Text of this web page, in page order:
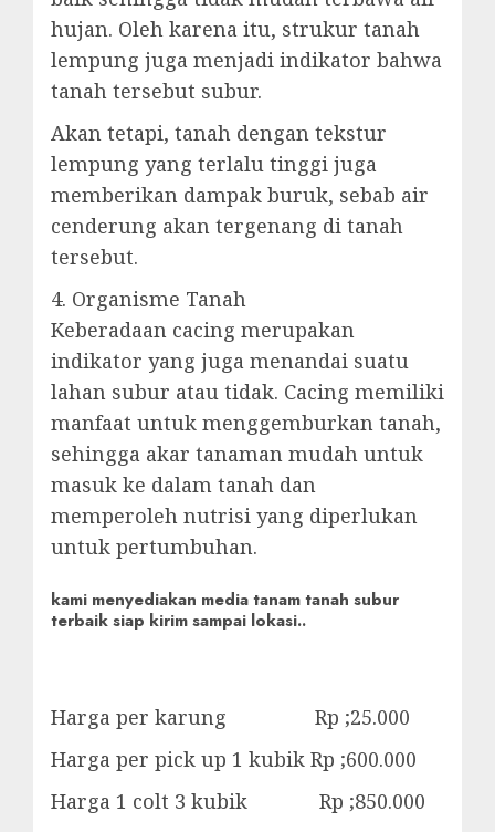
hujan. Oleh karena itu, strukur tanah
lempung juga menjadi indikator bahwa
tanah tersebut subur.
Akan tetapi, tanah dengan tekstur
lempung yang terlalu tinggi juga
memberikan dampak buruk, sebab air
cenderung akan tergenang di tanah
tersebut.
4. Organisme Tanah
Keberadaan cacing merupakan
indikator yang juga menandai suatu
lahan subur atau tidak. Cacing memiliki
manfaat untuk menggemburkan tanah,
sehingga akar tanaman mudah untuk
masuk ke dalam tanah dan
memperoleh nutrisi yang diperlukan
untuk pertumbuhan.
kami menyediakan media tanam tanah subur
terbaik siap kirim sampai lokasi..
Harga per karung Rp ;25.000
Harga per pick up 1 kubik Rp ;600.000
Harga 1 colt 3 kubik Rp ;850.000